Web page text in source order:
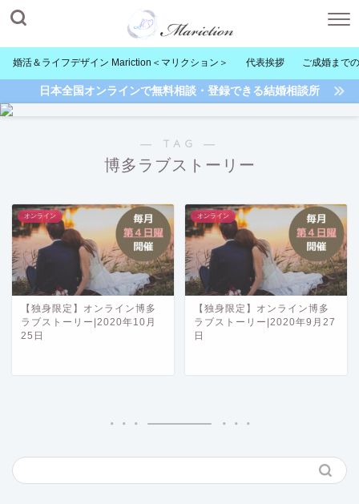
婚活＆ライフデザイン Mariction＜マリクション＞ 代表挨拶 ご成婚まで
日本全国オンラインで無料相談・登録できる結婚相談所
― TAG ―
博多ラブストーリー
オンライン
【独身限定】オンライン博多
ラブストーリー|2020年10月
25日
オンライン
【独身限定】オンライン博多
ラブストーリー|2020年9月27
日